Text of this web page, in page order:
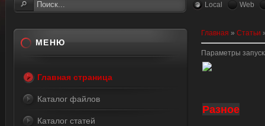
Local Web
Главная » Статьи
Параметры
Разное
МЕНЮ
Главная страница
Каталог файлов
Каталог статей